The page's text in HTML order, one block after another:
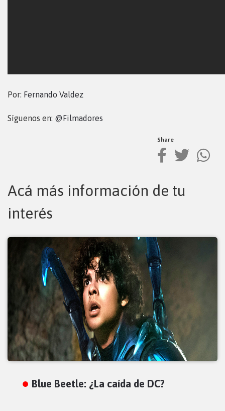
Por: Fernando Valdez
Síguenos en: @Filmadores
Share
Acá más información de tu
interés
Blue Beetle: ¿La caída de DC?